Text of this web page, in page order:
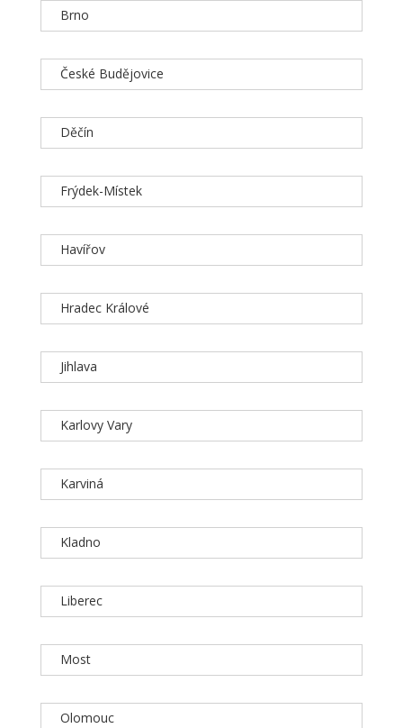
Brno
České Budějovice
Děčín
Frýdek-Místek
Havířov
Hradec Králové
Jihlava
Karlovy Vary
Karviná
Kladno
Liberec
Most
Olomouc